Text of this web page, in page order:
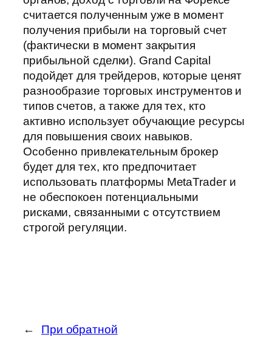
считается полученным уже в момент
получения прибыли на торговый счет
(фактически в момент закрытия
прибыльной сделки). Grand Capital
подойдет для трейдеров, которые ценят
разнообразие торговых инструментов и
типов счетов, а также для тех, кто
активно использует обучающие ресурсы
для повышения своих навыков.
Особенно привлекательным брокер
будет для тех, кто предпочитает
использовать платформы MetaTrader и
не обеспокоен потенциальными
рисками, связанными с отсутствием
строгой регуляции.
←
При обратной